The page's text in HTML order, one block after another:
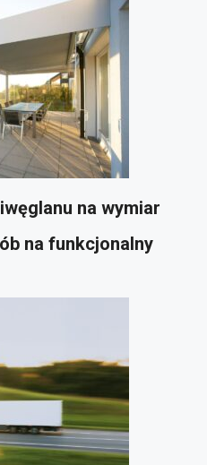
na wymiar
na funkcjonalny